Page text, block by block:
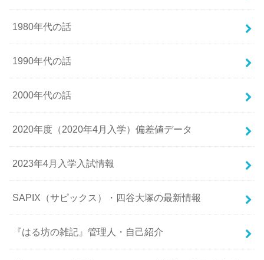
1980年代の話
1990年代の話
2000年代の話
2020年度（2020年4月入学）偏差値データ
2023年4月入学入試情報
SAPIX（サピックス）・四谷大塚の最新情報
『はる坊の雑記』管理人・自己紹介